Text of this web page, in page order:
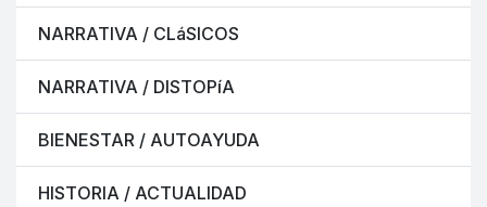
NARRATIVA / CLáSICOS
NARRATIVA / DISTOPíA
BIENESTAR / AUTOAYUDA
HISTORIA / ACTUALIDAD